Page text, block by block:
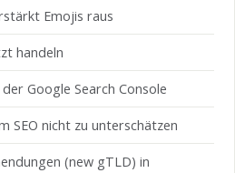
Emojis raus
handeln
Google Search Console
SEO nicht zu unterschätzen
(new gTLD) in